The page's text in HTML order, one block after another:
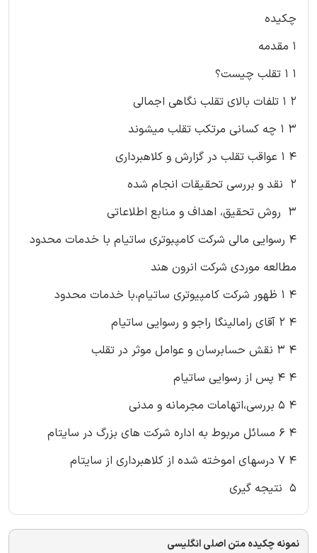
چکیده
۱ مقدمه
۱ ۱ تقلب چیست؟
۲ ۱ تلفات بالای تقلب نگاهی اجمالی
۳ ۱ چه کسانی مرتکب تقلب میشوند
۴ ۱ عواقب تقلب در گزارش و کلاهبرداری
۲ نقد و بررسی تحقیقات انجام شده
۳ روش تحقیق، اهداف و منابع اطلاعاتی
۴ رسوایی مالی شرکت کامپبوتری ساتیام با خدمات محدود
مطالعه موردی شرکت انرون هند
۴ ۱ ظهور شرکت کامپیوتری ساتیام،با خدمات محدود
۴ ۲ آقای رامالینگا راجو و رسوایی ساتیام
۴ ۳ نقش حسابرسان و عوامل موثر در تقلب
۴ ۴ پس از رسوایی ساتیام
۴ ۵ بررسی،اتهامات مجرمانه و مدنی
۴ ۶ مسائل مربوط به اداره شرکت های بزرگ در سایتام
۴ ۷ درسهای اموخته شده از کلاهبرداری از سایتام
۵ نتیجه گیری
نمونه چکیده متن اصلی انگلیسی